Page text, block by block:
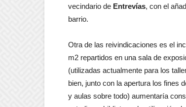
vecindario de Entrevías, con el
barrio.
Otra de las reivindicaciones es el
m2 repartidos en una sala de
(utilizadas actualmente para los
bien, junto con la apertura los fines
y aulas sobre todo) aumentaría